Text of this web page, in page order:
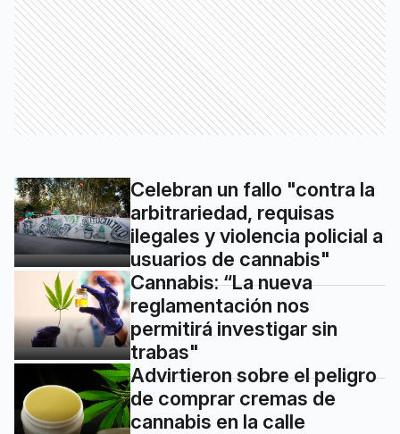
Celebran un fallo "contra la
arbitrariedad, requisas
ilegales y violencia policial a
usuarios de cannabis"
Cannabis: “La nueva
reglamentación nos
permitirá investigar sin
trabas"
Advirtieron sobre el peligro
de comprar cremas de
cannabis en la calle